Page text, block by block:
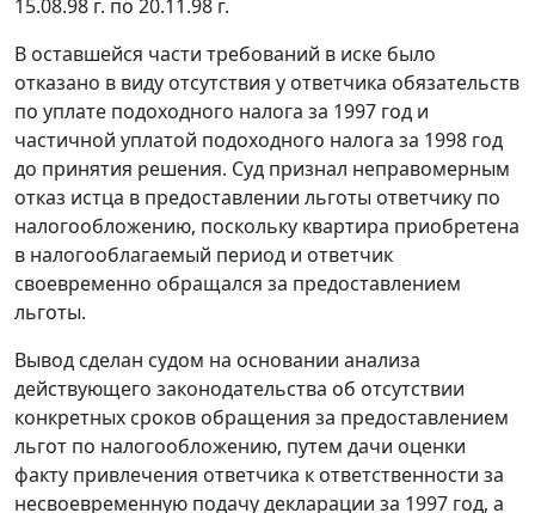
15.08.98 г. по 20.11.98 г.
В оставшейся части требований в иске было
отказано в виду отсутствия у ответчика обязательств
по уплате подоходного налога за 1997 год и
частичной уплатой подоходного налога за 1998 год
до принятия решения. Суд признал неправомерным
отказ истца в предоставлении льготы ответчику по
налогообложению, поскольку квартира приобретена
в налогооблагаемый период и ответчик
своевременно обращался за предоставлением
льготы.
Вывод сделан судом на основании анализа
действующего законодательства об отсутствии
конкретных сроков обращения за предоставлением
льгот по налогообложению, путем дачи оценки
факту привлечения ответчика к ответственности за
несвоевременную подачу декларации за 1997 год, а